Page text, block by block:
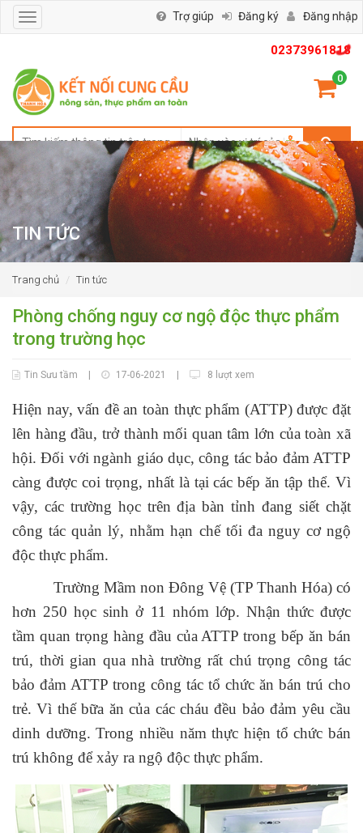
02373961818
0
Toggle
navigation
Trợ giúp Đăng ký Đăng nhập
TIN TỨC
Trang chủ Tin tức
Phòng chống nguy cơ ngộ độc thực phẩm
trong trường học
Tin Sưu tầm 17-06-2021 8 lượt xem
Hiện nay, vấn đề an toàn thực phẩm (ATTP) được đặt
lên hàng đầu, trở thành mối quan tâm lớn của toàn xã
hội. Đối với ngành giáo dục, công tác bảo đảm ATTP
càng được coi trọng, nhất là tại các bếp ăn tập thể. Vì
vậy, các trường học trên địa bàn tỉnh đang siết chặt
công tác quản lý, nhằm hạn chế tối đa nguy cơ ngộ
độc thực phẩm.
Trường Mầm non Đông Vệ (TP Thanh Hóa) có
hơn 250 học sinh ở 11 nhóm lớp. Nhận thức được
tầm quan trọng hàng đầu của ATTP trong bếp ăn bán
trú, thời gian qua nhà trường rất chú trọng công tác
bảo đảm ATTP trong công tác tổ chức ăn bán trú cho
trẻ. Vì thế bữa ăn của các cháu đều bảo đảm yêu cầu
dinh dưỡng. Trong nhiều năm thực hiện tổ chức bán
trú không để xảy ra ngộ độc thực phẩm.